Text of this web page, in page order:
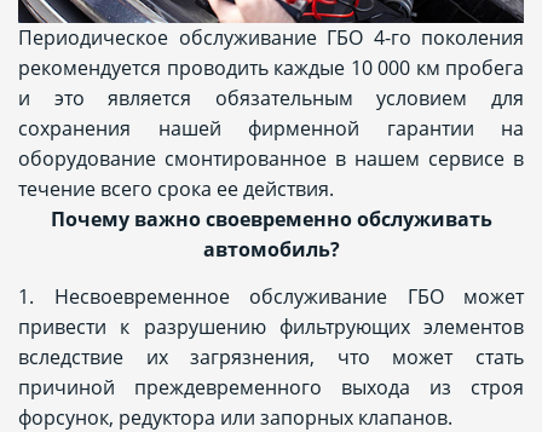
Периодическое обслуживание ГБО 4-го поколения
рекомендуется проводить каждые 10 000 км пробега
и это является обязательным условием для
сохранения нашей фирменной гарантии на
оборудование смонтированное в нашем сервисе в
течение всего срока ее действия.
Почему важно своевременно обслуживать
автомобиль?
1. Несвоевременное обслуживание ГБО может
привести к разрушению фильтрующих элементов
вследствие их загрязнения, что может стать
причиной преждевременного выхода из строя
форсунок, редуктора или запорных клапанов.